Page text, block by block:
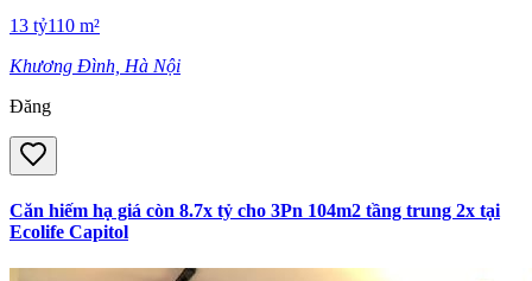
13 tỷ110 m²
Khương Đình, Hà Nội
Đăng
Căn hiếm hạ giá còn 8.7x tỷ cho 3Pn 104m2 tầng trung 2x tại
Ecolife Capitol